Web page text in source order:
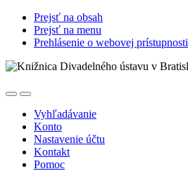
Prejsť na obsah
Prejsť na menu
Prehlásenie o webovej prístupnosti
Vyhľadávanie
Konto
Nastavenie účtu
Kontakt
Pomoc